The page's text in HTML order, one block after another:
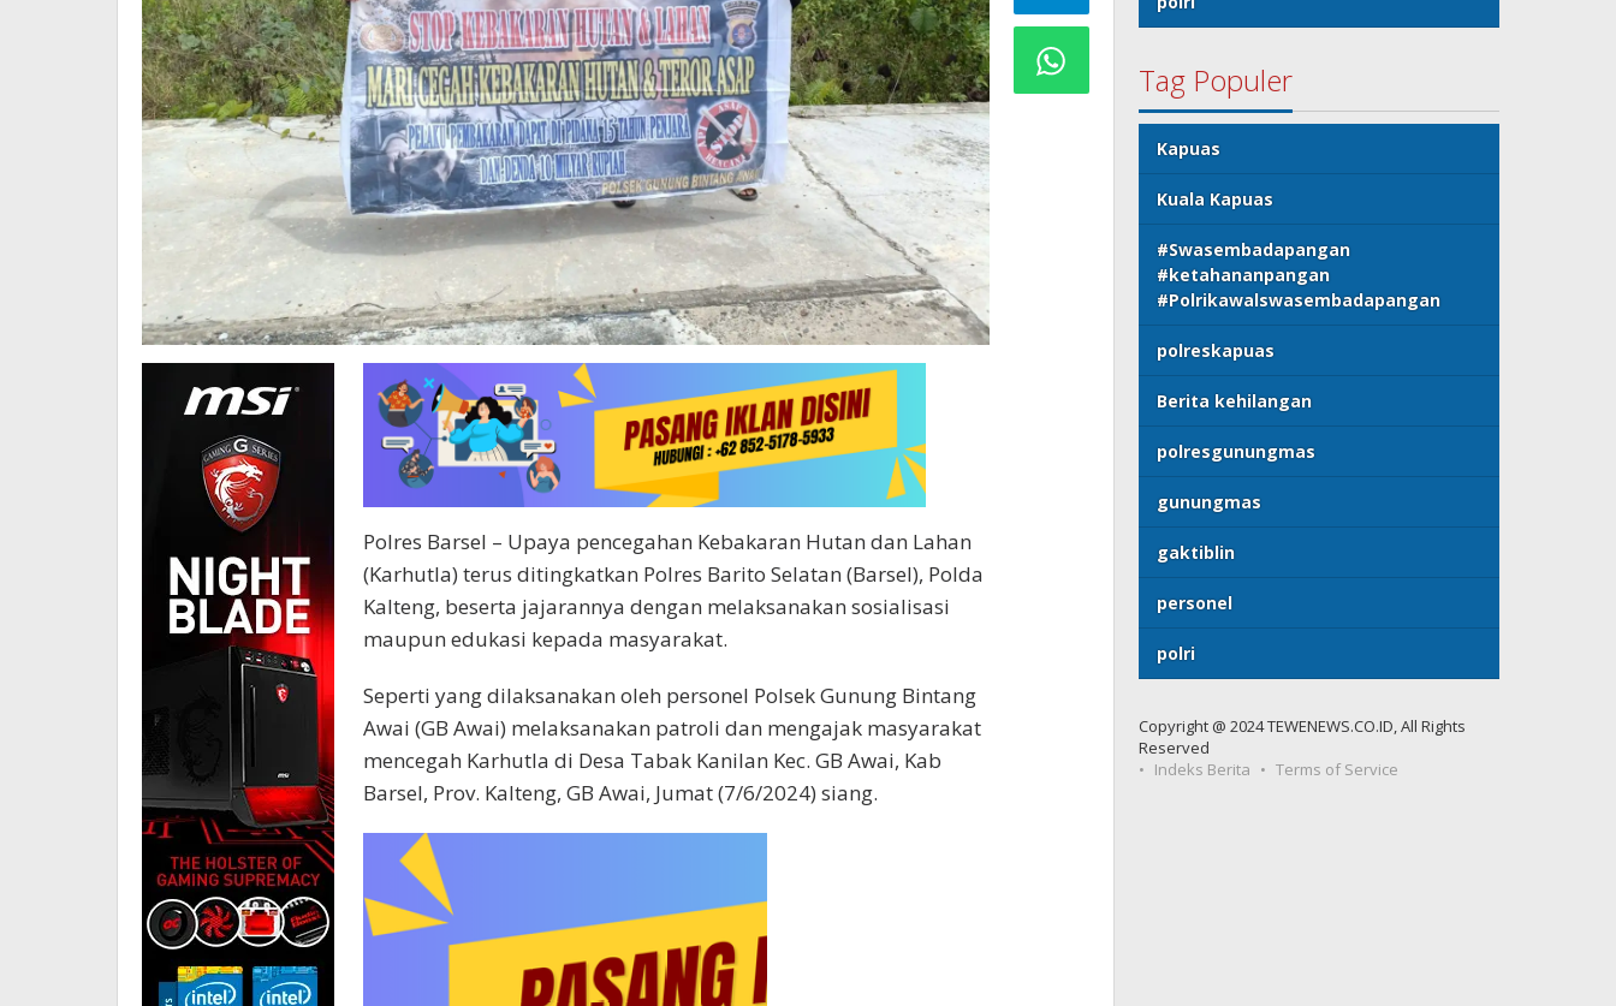
Polres Barsel – Upaya pencegahan Kebakaran Hutan dan Lahan
(Karhutla) terus ditingkatkan Polres Barito Selatan (Barsel), Polda
Kalteng, beserta jajarannya dengan melaksanakan sosialisasi
maupun edukasi kepada masyarakat.
Seperti yang dilaksanakan oleh personel Polsek Gunung Bintang
Awai (GB Awai) melaksanakan patroli dan mengajak masyarakat
mencegah Karhutla di Desa Tabak Kanilan Kec. GB Awai, Kab
Barsel, Prov. Kalteng, GB Awai, Jumat (7/6/2024) siang.
Tag Populer
Kapuas
Kuala Kapuas
#Swasembadapangan
#ketahananpangan
#Polrikawalswasembadapangan
polreskapuas
Berita kehilangan
polresgunungmas
gunungmas
gaktiblin
personel
polri
Copyright @ 2024 TEWENEWS.CO.ID, All Rights
Reserved
Indeks Berita
Terms of Service